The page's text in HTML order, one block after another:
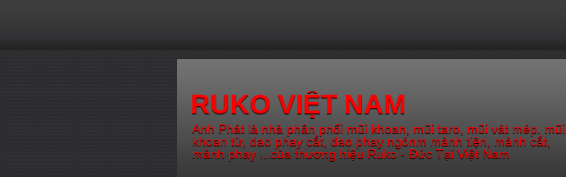
RUKO VIỆT NAM
Anh Phát là nhà phân phối mũi khoan, mũi taro, mũi vát mép. mũi
khoan từ, dao phay cắt, dao phay ngónm mảnh tiện, mảnh cắt,
mảnh phay ...của thương hiệu Ruko - Đức Tại Việt Nam